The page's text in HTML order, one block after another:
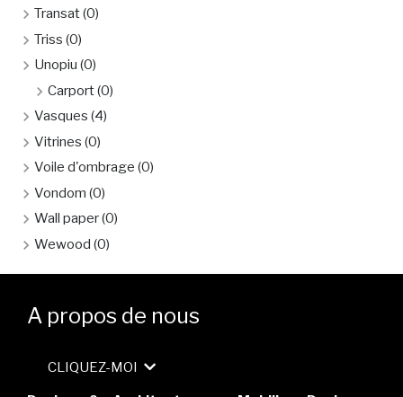
Transat(0)
Triss (0)
Unopiu (0)
Carport(0)
Vasques (4)
Vitrines (0)
Voile d'ombrage (0)
Vondom (0)
Wall paper(0)
Wewood (0)
A propos de nous
CLIQUEZ-MOI